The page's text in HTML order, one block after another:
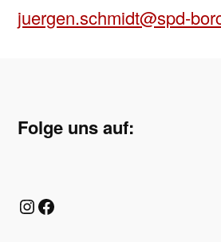
juergen.schmidt@spd-
Folge uns auf:
Instagram
Facebook